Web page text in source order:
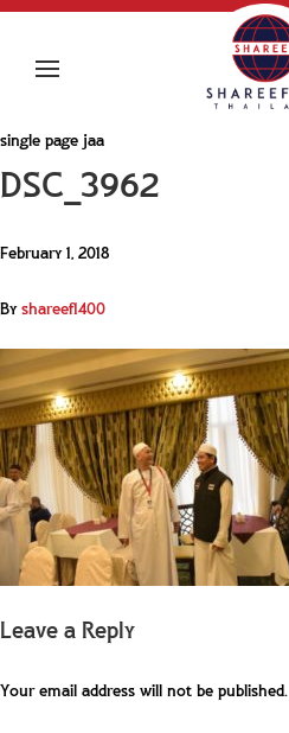
single page jaa
DSC_3962
February 1, 2018
Byshareef1400
Leave a Reply
Your email address will not be published.